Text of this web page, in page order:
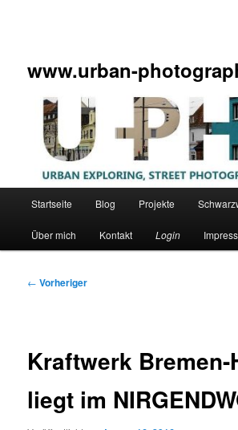
www.urban-
Startseite Blog Projekte
Über mich Kontakt Login
Beitragsnavigation
← Vorheriger
Kraftwerk Bremen-
liegt im